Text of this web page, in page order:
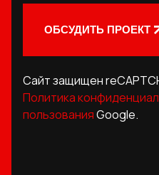
ОБСУДИТЬ ПРОЕКТ
Сайт защищен
Политика
пользованияGoogle.